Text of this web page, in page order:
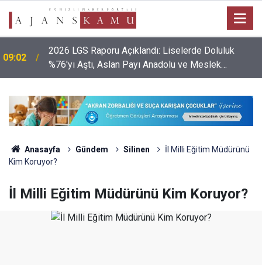
09:02
2026 LGS Raporu Açıklandı: Liselerde Doluluk
%76'yı Aştı, Aslan Payı Anadolu ve Meslek
Liselerinin!
Anasayfa Gündem Silinen
İl Milli Eğitim Müdürünü
Kim Koruyor?
İl Milli Eğitim Müdürünü Kim Koruyor?